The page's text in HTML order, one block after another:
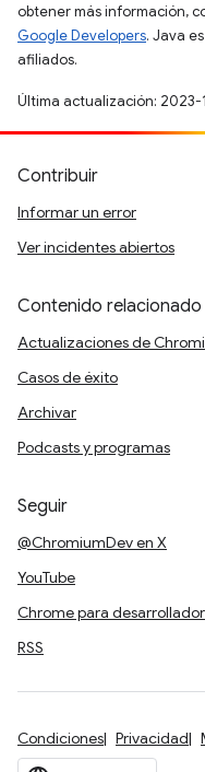
obtener más información,
Google Developers. Java
afiliados.
Última actualización: 2023-
Contribuir
Informar un error
Ver incidentes abiertos
Contenido relacionado
Actualizaciones de
Casos de éxito
Archivar
Podcasts y programas
Seguir
@ChromiumDev en X
YouTube
Chrome para
RSS
Condiciones Privacidad